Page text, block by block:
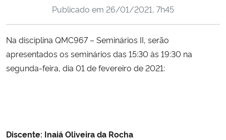
Ministério da Cidadania
Ministério de Minas e Energia
Publicado em 26/01/2021, 7h45
Na disciplina QMC967 – Seminários II, serão
apresentados os seminários das 15:30 às 19:30 na
segunda-feira, dia 01 de fevereiro de 2021:
Discente: Inaiá Oliveira da Rocha